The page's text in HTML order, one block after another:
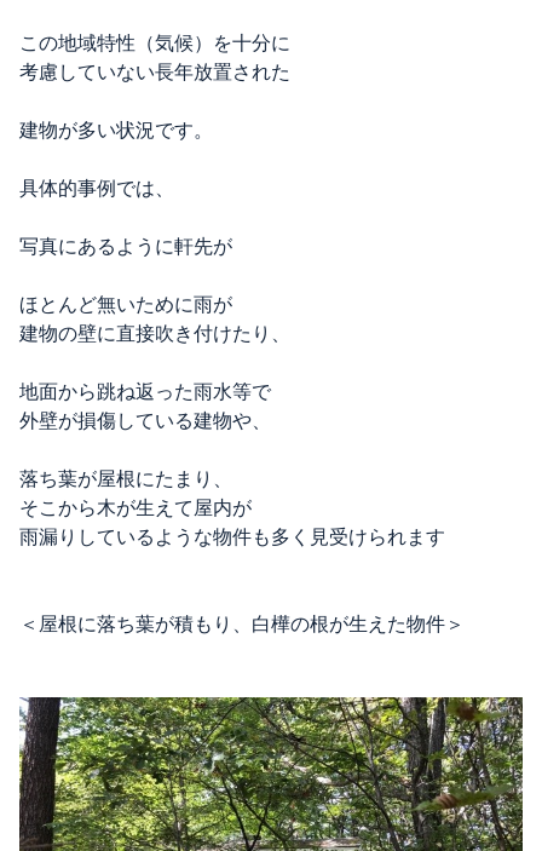
この地域特性（気候）を十分に
考慮していない長年放置された
建物が多い状況です。
具体的事例では、
写真にあるように軒先が
ほとんど無いために雨が
建物の壁に直接吹き付けたり、
地面から跳ね返った雨水等で
外壁が損傷している建物や、
落ち葉が屋根にたまり、
そこから木が生えて屋内が
雨漏りしているような物件も多く見受けられます
＜屋根に落ち葉が積もり、白樺の根が生えた物件＞